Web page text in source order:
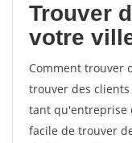
Trouver
votre
Comment trouver
trouver des clients
tant qu'entreprise
facile de trouver